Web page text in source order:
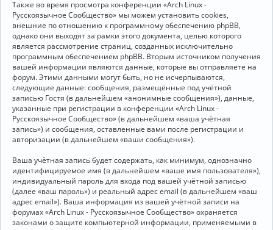
Также во время просмотра конференции «Arch Linux -
Русскоязычное Сообщество» мы можем установить cookies,
внешние по отношению к программному обеспечению phpBB,
однако они выходят за рамки этого документа, целью которого
является рассмотрение страниц, созданных исключительно
программным обеспечением phpBB. Вторым источником получения
вашей информации являются данные, которые вы отправляете на
форум. Этими данными могут быть, но не исчерпываются,
следующие данные: сообщения, размещённые под учётной
записью Гостя (в дальнейшем «анонимные сообщения»), данные,
указанные при регистрации в конференции «Arch Linux -
Русскоязычное Сообщество» (в дальнейшем «ваша учётная
запись») и сообщения, оставленные вами после регистрации и
авторизации (в дальнейшем «ваши сообщения»).
Ваша учётная запись будет содержать, как минимум, однозначно
идентифицируемое имя (в дальнейшем «ваше имя пользователя»),
индивидуальный пароль для входа под вашей учётной записью
(далее «ваш пароль») и реальный адрес email (в дальнейшем «ваш
адрес email»). Ваша информация из вашей учётной записи на
форумах «Arch Linux - Русскоязычное Сообщество» охраняется
законами о защите компьютерной информации, применяемыми в